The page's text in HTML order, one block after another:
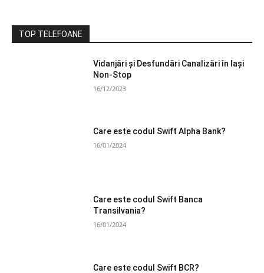
TOP TELEFOANE
Vidanjări și Desfundări Canalizări în Iași
Non-Stop
16/12/2023
Care este codul Swift Alpha Bank?
16/01/2024
Care este codul Swift Banca
Transilvania?
16/01/2024
Care este codul Swift BCR?